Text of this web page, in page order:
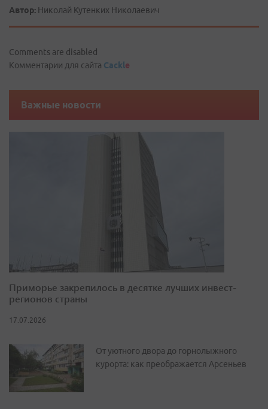
Автор: Николай Кутенких Николаевич
Comments are disabled
Комментарии для сайта Cackle
Важные новости
Приморье закрепилось в десятке лучших инвест-
регионов страны
17.07.2026
От уютного двора до горнолыжного
курорта: как преображается Арсеньев